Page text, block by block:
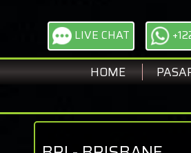
LIVE CHAT
HOME